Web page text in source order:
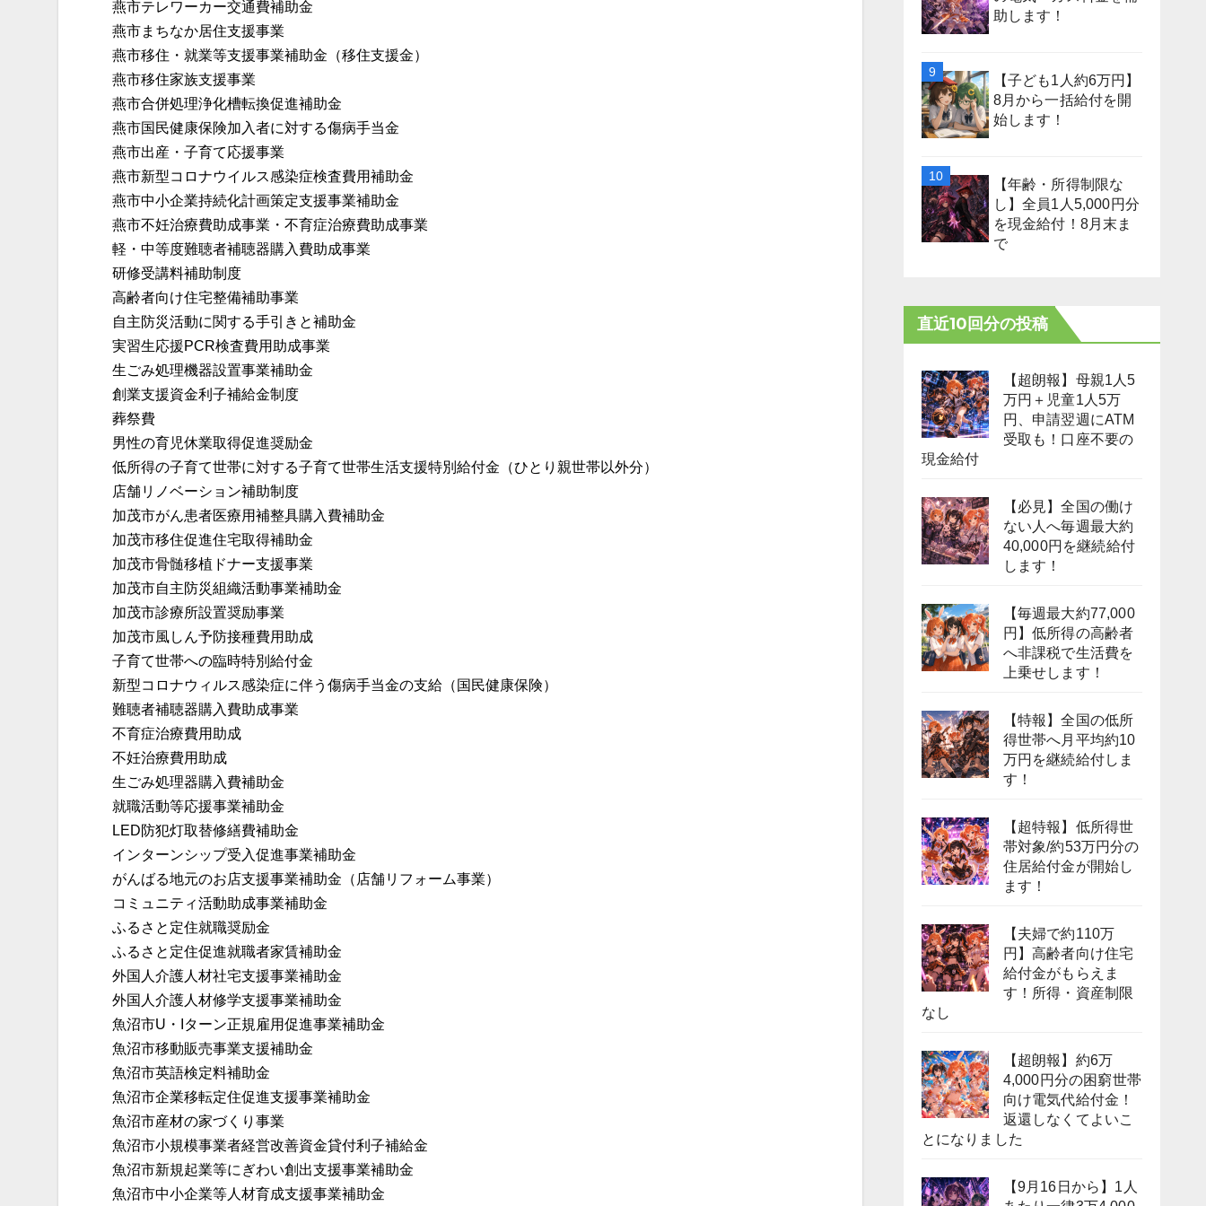
燕市テレワーカー交通費補助金
燕市まちなか居住支援事業
燕市移住・就業等支援事業補助金（移住支援金）
燕市移住家族支援事業
燕市合併処理浄化槽転換促進補助金
燕市国民健康保険加入者に対する傷病手当金
燕市出産・子育て応援事業
燕市新型コロナウイルス感染症検査費用補助金
燕市中小企業持続化計画策定支援事業補助金
燕市不妊治療費助成事業・不育症治療費助成事業
軽・中等度難聴者補聴器購入費助成事業
研修受講料補助制度
高齢者向け住宅整備補助事業
自主防災活動に関する手引きと補助金
実習生応援PCR検査費用助成事業
生ごみ処理機器設置事業補助金
創業支援資金利子補給金制度
葬祭費
男性の育児休業取得促進奨励金
低所得の子育て世帯に対する子育て世帯生活支援特別給付金（ひとり親世帯以外分）
店舗リノベーション補助制度
加茂市がん患者医療用補整具購入費補助金
加茂市移住促進住宅取得補助金
加茂市骨髄移植ドナー支援事業
加茂市自主防災組織活動事業補助金
加茂市診療所設置奨励事業
加茂市風しん予防接種費用助成
子育て世帯への臨時特別給付金
新型コロナウィルス感染症に伴う傷病手当金の支給（国民健康保険）
難聴者補聴器購入費助成事業
不育症治療費用助成
不妊治療費用助成
生ごみ処理器購入費補助金
就職活動等応援事業補助金
LED防犯灯取替修繕費補助金
インターンシップ受入促進事業補助金
がんばる地元のお店支援事業補助金（店舗リフォーム事業）
コミュニティ活動助成事業補助金
ふるさと定住就職奨励金
ふるさと定住促進就職者家賃補助金
外国人介護人材社宅支援事業補助金
外国人介護人材修学支援事業補助金
魚沼市U・Iターン正規雇用促進事業補助金
魚沼市移動販売事業支援補助金
魚沼市英語検定料補助金
魚沼市企業移転定住促進支援事業補助金
魚沼市産材の家づくり事業
魚沼市小規模事業者経営改善資金貸付利子補給金
魚沼市新規起業等にぎわい創出支援事業補助金
魚沼市中小企業等人材育成支援事業補助金
助します！
【子ども1人約6万円】
8月から一括給付を開
始します！
【年齢・所得制限な
し】全員1人5,000円分
を現金給付！8月末ま
で
直近10回分の投稿
【超朗報】母親1人5
万円＋児童1人5万
円、申請翌週にATM
受取も！口座不要の
現金給付
【必見】全国の働け
ない人へ毎週最大約
40,000円を継続給付
します！
【毎週最大約77,000
円】低所得の高齢者
へ非課税で生活費を
上乗せします！
【特報】全国の低所
得世帯へ月平均約10
万円を継続給付しま
す！
【超特報】低所得世
帯対象/約53万円分の
住居給付金が開始し
ます！
【夫婦で約110万
円】高齢者向け住宅
給付金がもらえま
す！所得・資産制限
なし
【超朗報】約6万
4,000円分の困窮世帯
向け電気代給付金！
返還しなくてよいこ
とになりました
【9月16日から】1人